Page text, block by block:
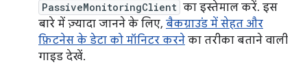
PassiveMonitoringClient का इस्तेमाल करें. इस
बारे में ज़्यादा जानने के लिए, बैकग्राउंड में सेहत और
फ़िटनेस के डेटा को मॉनिटर करने का तरीका बताने वाली
गाइड देखें.